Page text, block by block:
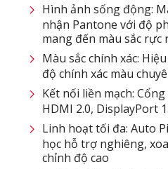
Hình ảnh sống động:
nhận Pantone với độ
mang đến màu sắc rực
Màu sắc chính xác:
độ chính xác màu
Kết nối liền mạch:
HDMI 2.0, DisplayPort
Linh hoạt tối đa: Auto
học hỗ trợ nghiêng,
chỉnh độ cao